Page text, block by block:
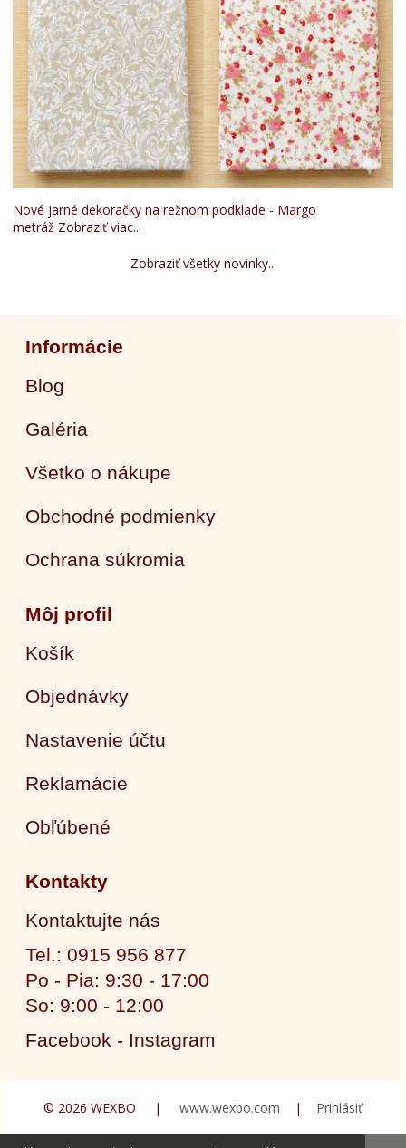
Nové jarné dekoračky na režnom podklade - Margo
metráž Zobraziť viac...
Zobraziť všetky novinky...
Informácie
Blog
Galéria
Všetko o nákupe
Obchodné podmienky
Ochrana súkromia
Môj profil
Košík
Objednávky
Nastavenie účtu
Reklamácie
Obľúbené
Kontakty
Kontaktujte nás
Tel.: 0915 956 877
Po - Pia: 9:30 - 17:00
So: 9:00 - 12:00
Facebook - Instagram
© 2026 WEXBO | www.wexbo.com | Prihlásiť